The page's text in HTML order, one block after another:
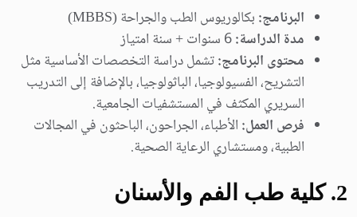
البرنامج: بكالوريوس الطب والجراحة (MBBS)
مدة الدراسة:
محتوى البرنامج:تشمل دراسة التخصصات الأساسية مثل
التشريح، الفسيولوجيا، الباثولوجيا، بالإضافة إلى التدريب
السريري المكثف في المستشفيات الجامعية.
فرص العمل: الأطباء، الجراحون، الباحثون في المجالات
الطبية، ومستشاري الرعاية الصحية.
2. كلية طب الفم والأسنان